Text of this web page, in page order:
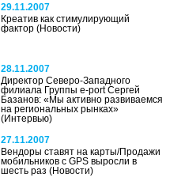
29.11.2007
Креатив как стимулирующий
фактор(Новости)
28.11.2007
Директор Северо-Западного
филиала Группы e-port Сергей
Базанов: «Мы активно развиваемся
на региональных рынках»
(Интервью)
27.11.2007
Вендоры ставят на карты/Продажи
мобильников с GPS выросли в
шесть раз(Новости)